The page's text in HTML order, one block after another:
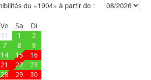
du «1904» à partir de :
Ve Sa
Di
31 1
2
7 8
9
14 15
16
21 22
23
28 29
30